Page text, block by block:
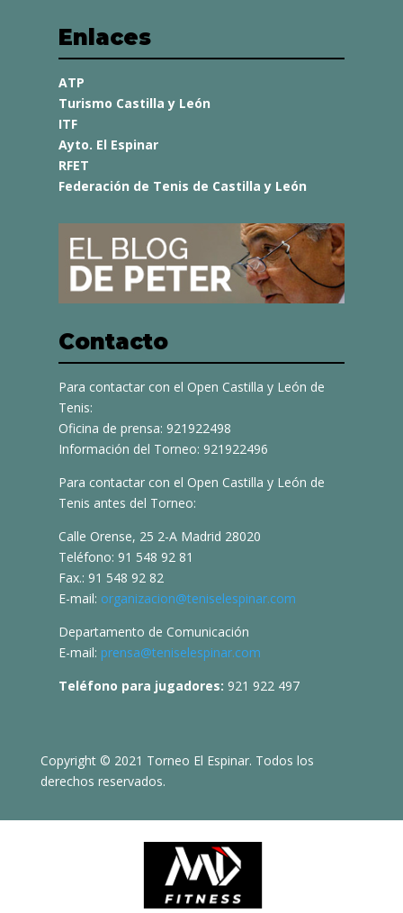
Enlaces
ATP
Turismo Castilla y León
ITF
Ayto. El Espinar
RFET
Federación de Tenis de Castilla y León
Contacto
Para contactar con el Open Castilla y León de
Tenis:
Oficina de prensa: 921922498
Información del Torneo: 921922496
Para contactar con el Open Castilla y León de
Tenis antes del Torneo:
Calle Orense, 25 2-A Madrid 28020
Teléfono: 91 548 92 81
Fax.: 91 548 92 82
E-mail: organizacion@teniselespinar.com
Departamento de Comunicación
E-mail: prensa@teniselespinar.com
Teléfono para jugadores: 921 922 497
Copyright © 2021 Torneo El Espinar. Todos los
derechos reservados.